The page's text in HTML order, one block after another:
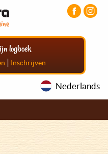
logboek
| Inschrijven
Nederlands